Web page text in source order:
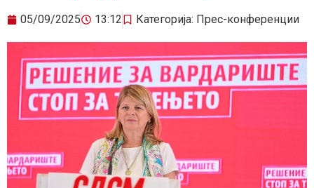
05/09/2025 13:12 Категорија: Прес-конференции